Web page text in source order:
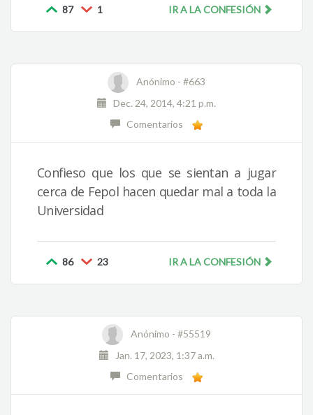
87 1 IR A LA CONFESIÓN
Anónimo - #663
Dec. 24, 2014, 4:21 p.m.
Comentarios
Confieso que los que se sientan a jugar
cerca de Fepol hacen quedar mal a toda la
Universidad
86 23 IR A LA CONFESIÓN
Anónimo - #55519
Jan. 17, 2023, 1:37 a.m.
Comentarios